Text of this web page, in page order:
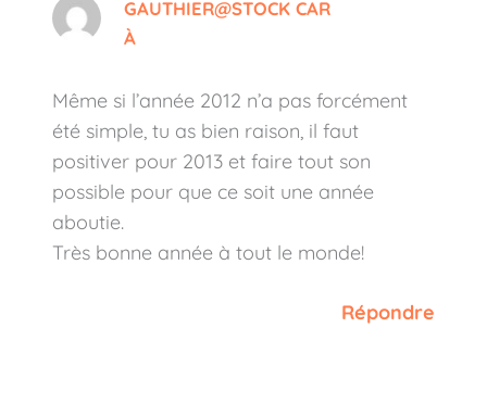
GAUTHIER@STOCK CAR
À
Même si l’année 2012 n’a pas forcément
été simple, tu as bien raison, il faut
positiver pour 2013 et faire tout son
possible pour que ce soit une année
aboutie.
Très bonne année à tout le monde!
Répondre